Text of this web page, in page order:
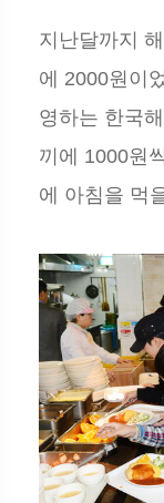
지난달까지
에 2000원이
영하는 한국
끼에 1000원
에 아침을 먹